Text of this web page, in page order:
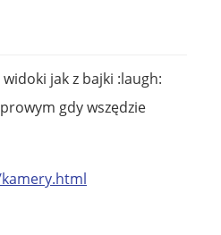
jak z bajki :laugh:
gdy wszędzie